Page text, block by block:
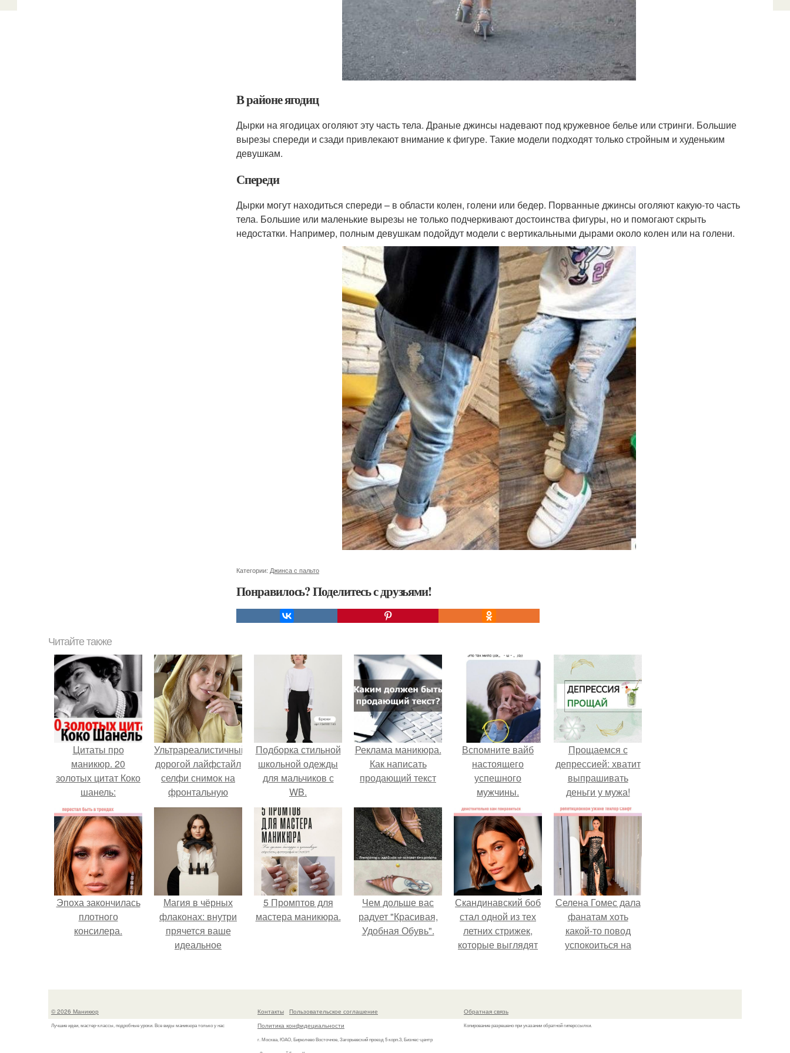
В районе ягодиц
Дырки на ягодицах оголяют эту часть тела. Драные джинсы надевают под кружевное белье или стринги. Большие
вырезы спереди и сзади привлекают внимание к фигуре. Такие модели подходят только стройным и худеньким
девушкам.
Спереди
Дырки могут находиться спереди – в области колен, голени или бедер. Порванные джинсы оголяют какую-то часть
тела. Большие или маленькие вырезы не только подчеркивают достоинства фигуры, но и помогают скрыть
недостатки. Например, полным девушкам подойдут модели с вертикальными дырами около колен или на голени.
Категории: Джинса с пальто
Понравилось? Поделитесь с друзьями!
Читайте также
Цитаты про
маникюр. 20
золотых цитат Коко
шанель:
Ультрареалистичный
дорогой лайфстайл
селфи снимок на
фронтальную
камеру.
Подборка стильной
школьной одежды
для мальчиков с
WB.
Реклама маникюра.
Как написать
продающий текст
Вспомните вайб
настоящего
успешного
мужчины.
Прощаемся с
депрессией: хватит
выпрашивать
деньги у мужа!
Эпоха закончилась
плотного
консилера.
Магия в чёрных
флаконах: внутри
прячется ваше
идеальное
5 Промптов для
мастера маникюра.
Чем дольше вас
радует "Красивая,
Удобная Обувь".
Скандинавский боб
стал одной из тех
летних стрижек,
которые выглядят
Селена Гомес дала
фанатам хоть
какой-то повод
успокоиться на
свадьбе Тейлор
© 2026 Маникюр
Лучшие идеи, мастер-классы, подробные уроки. Все виды маникюра только у нас
Контакты
Пользовательское соглашение
Политика конфидециальности
г. Москва, ЮАО, Бирюлево Восточное, Загорьевский проезд 5 корп.3, Бизнес-центр
Обратная связь
Копирование разрешено при указании обратной гиперссылки.